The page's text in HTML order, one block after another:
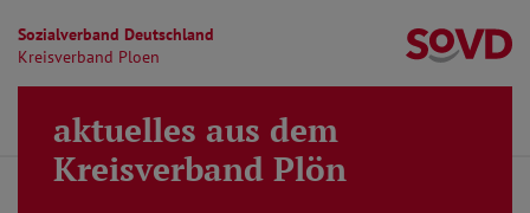
Sozialverband Deutschland
Kreisverband Ploen
Direkt zu den Inhalten springen
MENÜ
aktuelles aus dem
Kreisverband Plön